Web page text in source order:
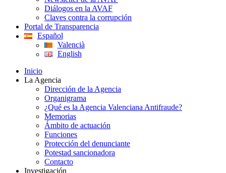
Diálogos en la AVAF
Claves contra la corrupción
Portal de Transparencia
Español
Valencià
English
Inicio
La Agencia
Dirección de la Agencia
Organigrama
¿Qué es la Agencia Valenciana Antifraude?
Memorias
Ámbito de actuación
Funciones
Protección del denunciante
Potestad sancionadora
Contacto
Investigación